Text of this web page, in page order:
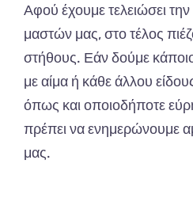
Αφού έχουμε τελειώσει
μαστών μας, στο τέλος
στήθους. Εάν δούμε
με αίμα ή κάθε άλλου
όπως και οποιοδήποτε
πρέπει να ενημερώνουμε
μας.